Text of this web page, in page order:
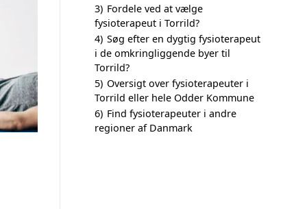
3) Fordele ved at vælge
fysioterapeut i Torrild?
4) Søg efter en dygtig fysioterapeut
i de omkringliggende byer til
Torrild?
5) Oversigt over fysioterapeuter i
Torrild eller hele Odder Kommune
6) Find fysioterapeuter i andre
regioner af Danmark